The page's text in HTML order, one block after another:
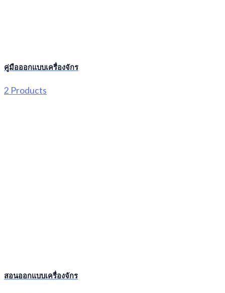
คู่มือออกแบบเครื่องจักร
2 Products
สอนออกแบบเครื่องจักร